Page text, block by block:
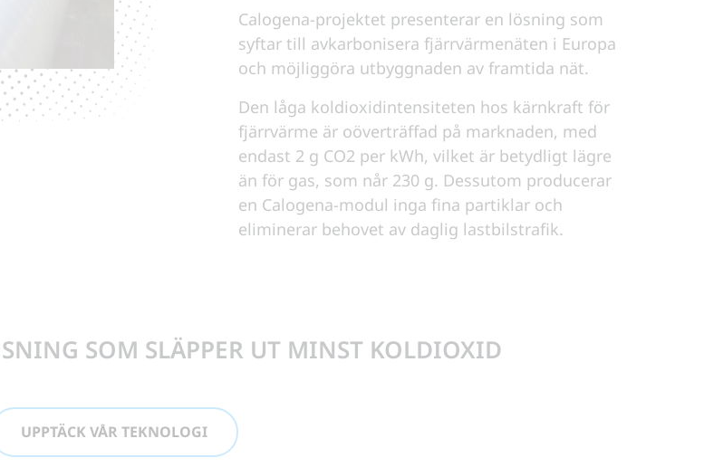
Calogena-projektet presenterar en lösning som
syftar till avkarbonisera fjärrvärmenäten i Europa
och möjliggöra utbyggnaden av framtida nät.
Den låga koldioxidintensiteten hos kärnkraft för
fjärrvärme är oöverträffad på marknaden, med
endast 2 g CO2 per kWh, vilket är betydligt lägre
än för gas, som når 230 g. Dessutom producerar
en Calogena-modul inga fina partiklar och
eliminerar behovet av daglig lastbilstrafik.
SOM SLÄPPER UT MINST KOLDIOXID
UPPTÄCK VÅR TEKNOLOGI